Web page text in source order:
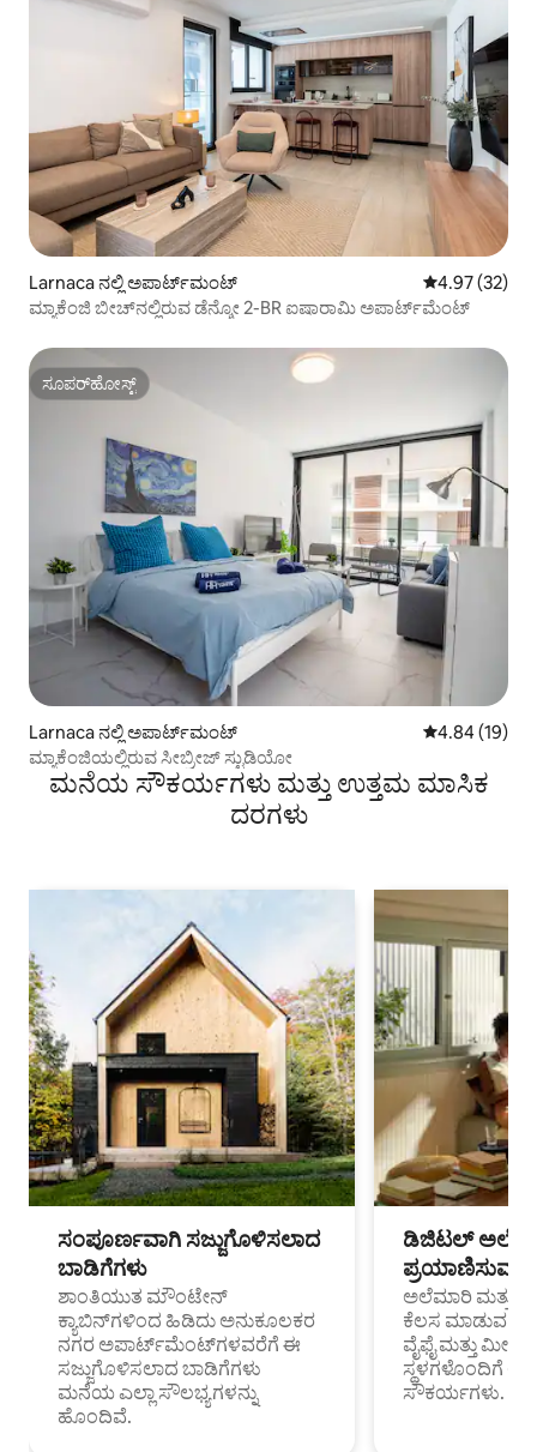
Larnaca ನಲ್ಲಿ ಅಪಾರ್ಟ್‌ಮಂಟ್ 5 ರಲ್ಲಿ 4.97
4.97 (32)
ಮ್ಯಾಕೆಂಜಿ ಬೀಚ್‌ನಲ್ಲಿರುವ ಡೆನ್ಶೋ 2-BR ಐಷಾರಾಮಿ ಅಪಾರ್ಟ್‌ಮೆಂಟ್
ಸೂಪರ್‌ಹೋಸ್ಟ್
ಸೂಪರ್‌ಹೋಸ್ಟ್
Larnaca ನಲ್ಲಿ ಅಪಾರ್ಟ್‌ಮಂಟ್ 5 ರಲ್ಲಿ 4.84
4.84 (19)
ಮ್ಯಾಕೆಂಜಿಯಲ್ಲಿರುವ ಸೀಬ್ರೀಜ್ ಸ್ಟುಡಿಯೋ
ಮನೆಯ ಸೌಕರ್ಯಗಳು ಮತ್ತು ಉತ್ತಮ ಮಾಸಿಕ
ದರಗಳು
ಸಂಪೂರ್ಣವಾಗಿ ಸಜ್ಜುಗೊಳಿಸಲಾದ
ಬಾಡಿಗೆಗಳು
ಶಾಂತಿಯುತ ಮೌಂಟೇನ್
ಕ್ಯಾಬಿನ್‌ಗಳಿಂದ ಹಿಡಿದು ಅನುಕೂಲಕರ
ನಗರ ಅಪಾರ್ಟ್‌ಮೆಂಟ್‌ಗಳವರೆಗೆ ಈ
ಸಜ್ಜುಗೊಳಿಸಲಾದ ಬಾಡಿಗೆಗಳು
ಮನೆಯ ಎಲ್ಲಾ ಸೌಲಭ್ಯಗಳನ್ನು
ಹೊಂದಿವೆ.
ಡಿಜಿಟಲ್
ಪ್ರಯಾಣಿಸುವ
ಅಲೆಮಾರಿ ಮತ್ತು
ಕೆಲಸ ಮಾಡುವ
ವೈಫೈ ಮತ್ತು
ಸ್ಥಳಗಳೊಂದಿಗೆ
ಸೌಕರ್ಯಗಳು.